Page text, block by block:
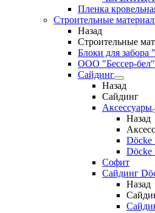
Пленка
Строительные
Назад
Строительные
Блоки для
ООО "Бессер-бел"
Сайдинг
Назад
Сайдинг
Аксессуары
Назад
Софит
Сайдинг
Назад